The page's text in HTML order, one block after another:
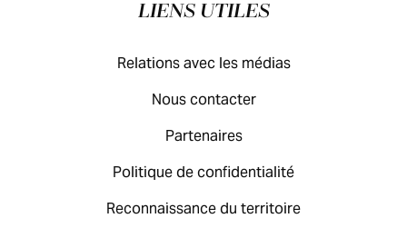
LIENS UTILES
Relations avec les médias
Nous contacter
Partenaires
Politique de confidentialité
Reconnaissance du territoire